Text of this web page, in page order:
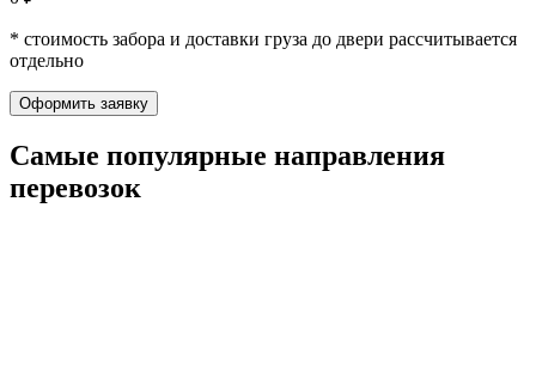
* стоимость забора и доставки груза до двери рассчитывается
отдельно
Оформить заявку
Самые популярные направления
перевозок